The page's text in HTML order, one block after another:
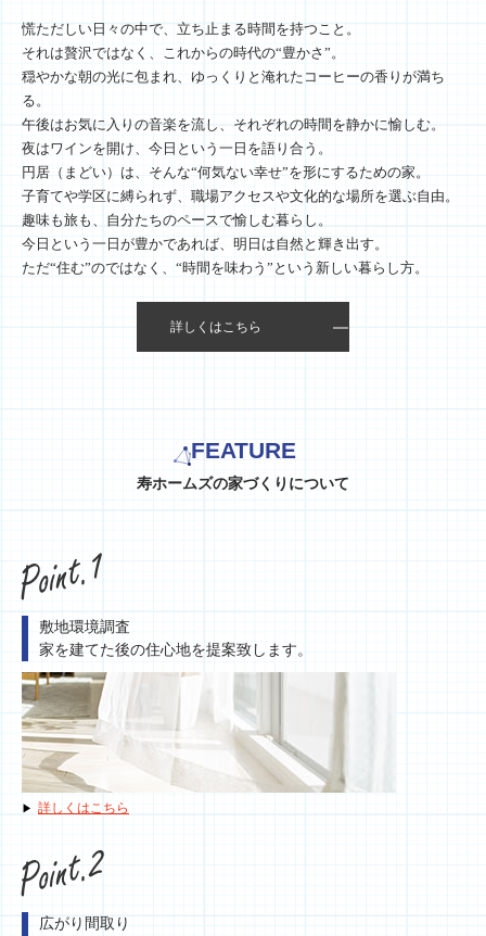
慌ただしい日々の中で、立ち止まる時間を持つこと。
それは贅沢ではなく、これからの時代の“豊かさ”。
穏やかな朝の光に包まれ、ゆっくりと淹れたコーヒーの香りが満ち
る。
午後はお気に入りの音楽を流し、それぞれの時間を静かに愉しむ。
夜はワインを開け、今日という一日を語り合う。
円居（まどい）は、そんな“何気ない幸せ”を形にするための家。
子育てや学区に縛られず、職場アクセスや文化的な場所を選ぶ自由。
趣味も旅も、自分たちのペースで愉しむ暮らし。
今日という一日が豊かであれば、明日は自然と輝き出す。
ただ“住む”のではなく、“時間を味わう”という新しい暮らし方。
詳しくはこちら
FEATURE
寿ホームズの家づくりについて
敷地環境調査
家を建てた後の住心地を提案致します。
詳しくはこちら
広がり間取り